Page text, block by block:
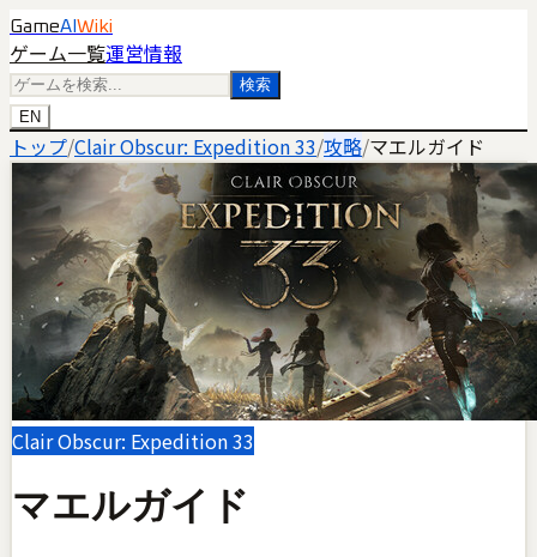
GameAI Wiki
ゲーム一覧運営情報
検索
EN
トップ/Clair Obscur: Expedition 33/攻略/マエルガイド
Clair Obscur: Expedition 33
マエルガイド